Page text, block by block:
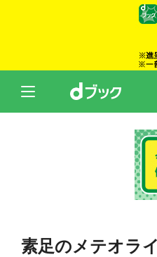
素足のメテオラ